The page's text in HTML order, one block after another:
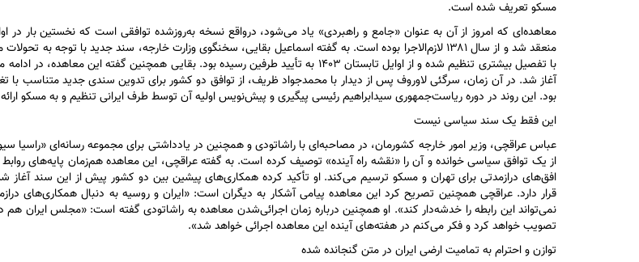
مسکو تعریف شده است.
منعقد شد و از سال ۱۳۸۱ لازم‌الاجرا بوده است. به گفته اسماعیل بقایی، سخنگوی وزارت خارجه، سند جدید با توجه به
آغاز شد. در آن زمان، سرگئی لاوروف پس از دیدار با محمدجواد ظریف، از توافق دو کشور برای تدوین سندی جدید متناسب با
بود. این روند در دوره ریاست‌جمهوری سید‌ابراهیم رئیسی پیگیری و پیش‌نویس اولیه آن توسط طرف ایرانی تنظیم و به مسکو
این فقط یک سند سیاسی نیست
عباس عراقچی، وزیر امور خارجه کشورمان، در مصاحبه‌ای با راشاتودی و همچنین در یادداشتی برای مجموعه رسانه‌ای «راسیا
از یک توافق سیاسی خوانده و آن را «نقشه راه آینده» توصیف کرده است. به گفته عراقچی، این معاهده هم‌زمان پایه‌های
افق‌های درازمدتی برای تهران و مسکو ترسیم می‌کند. او تأکید کرده همکاری‌های پیشین بین دو کشور پیش از این سند آغاز
قرار دارد. عراقچی همچنین تصریح کرد این معاهده پیامی آشکار به دیگران است: «ایران و روسیه به دنبال همکاری‌های
نمی‌تواند این رابطه را خدشه‌دار کند». او همچنین درباره زمان اجرائی‌شدن معاهده به راشاتودی گفته است: «مجلس ایران هم
تصویب خواهد کرد و فکر می‌کنم در هفته‌های آینده این معاهده اجرائی خواهد شد».
توازن و احترام به تمامیت ارضی ایران در متن گنجانده شده